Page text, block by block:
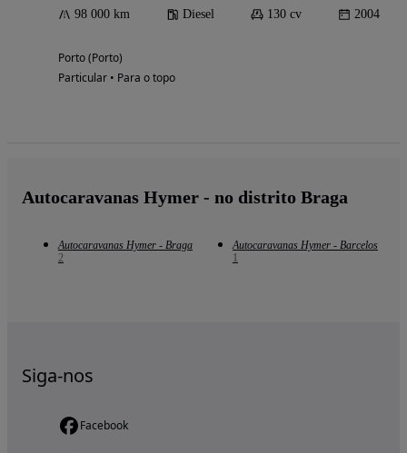
98 000 km Diesel 130 cv 2004
Porto (Porto)
Particular • Para o topo
Autocaravanas Hymer - no distrito Braga
Autocaravanas Hymer - Braga
2
Autocaravanas Hymer - Barcelos
1
Siga-nos
Facebook